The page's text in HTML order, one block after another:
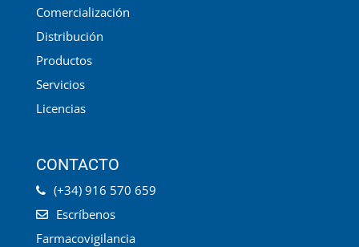
Comercialización
Distribución
Productos
Servicios
Licencias
CONTACTO
(+34) 916 570 659
Escríbenos
Farmacovigilancia